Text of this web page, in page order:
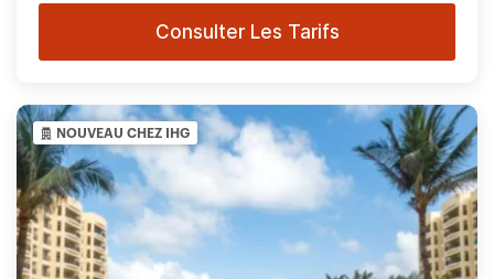
Consulter Les Tarifs
NOUVEAU CHEZ IHG